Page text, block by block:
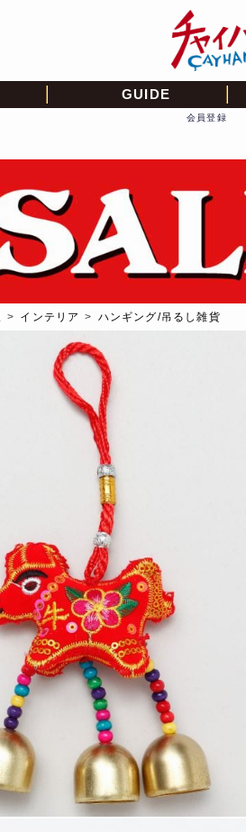
GUIDE
会員登録
> インテリア > ハンギング/吊るし雑貨